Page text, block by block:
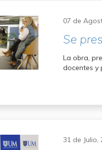
07 de
Se
La obra,
docentes y
31 de Julio,